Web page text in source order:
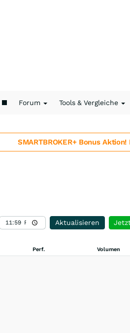
Forum Tools & Vergleiche
SMARTBROKER+ Bonus
Aktualisieren
Perf. Volumen